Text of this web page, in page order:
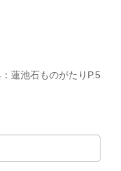
蓮池石ものがたりP.5